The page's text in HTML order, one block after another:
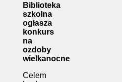
Biblioteka
szkolna
ogłasza
konkurs
na
ozdoby
wielkanocne
Celem